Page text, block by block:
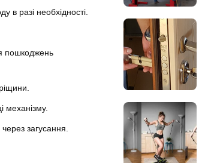
в разі необхідності.
пошкоджень
механізму.
загусання.